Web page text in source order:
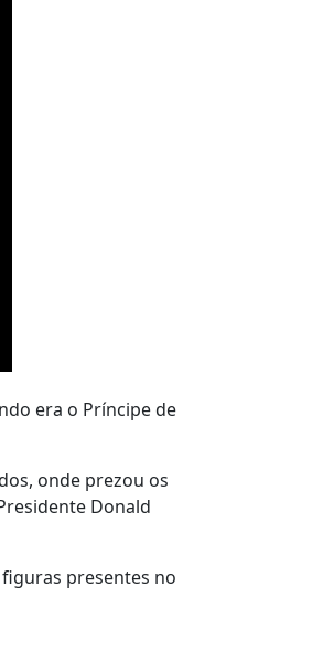
era o Príncipe de
onde prezou os
Donald
presentes no